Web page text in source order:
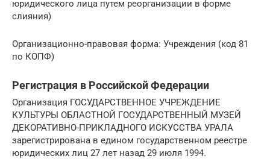
юридического лица путем реорганизации в форме
слияния)
Организационно-правовая форма: Учреждения (код 81
по КОПФ)
Регистрация в Российской Федерации
Организация ГОСУДАРСТВЕННОЕ УЧРЕЖДЕНИЕ
КУЛЬТУРЫ ОБЛАСТНОЙ ГОСУДАРСТВЕННЫЙ МУЗЕЙ
ДЕКОРАТИВНО-ПРИКЛАДНОГО ИСКУССТВА УРАЛА
зарегистрирована в едином государственном реестре
юридических лиц 27 лет назад 29 июля 1994.